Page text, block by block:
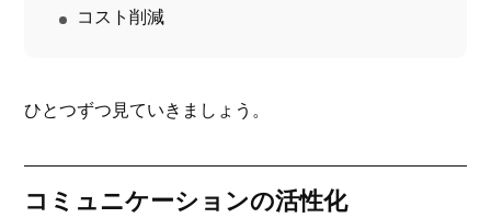
コスト削減
ひとつずつ見ていきましょう。
コミュニケーションの活性化